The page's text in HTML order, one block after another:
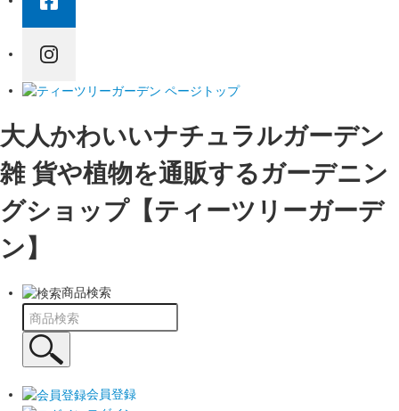
大人かわいいナチュラルガーデン
雑 貨や植物を通販するガーデニン
グショップ【ティーツリーガーデ
ン】
商品検索
会員登録